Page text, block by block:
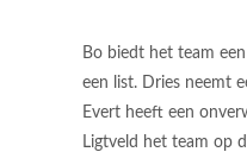
Bo biedt het team
een list. Dries neemt
Evert heeft een
Ligtveld het team op